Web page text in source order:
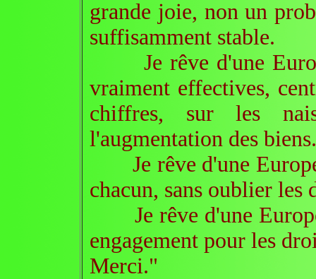
grande joie, non un
suffisamment stable.
Je rêve d'une
vraiment effectives,
chiffres, sur les
l'augmentation des biens.
Je rêve d'une Europe
chacun, sans oublier les
Je rêve d'une Europe
engagement pour les
Merci."